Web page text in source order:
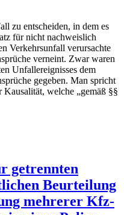
zu entscheiden, in dem es
für nicht nachweislich
Verkehrsunfall verursachte
verneint. Zwar waren
Unfallereignisses dem
gegeben. Man spricht
welche „gemäß §§
getrennten
Beurteilung
mehrerer Kfz-